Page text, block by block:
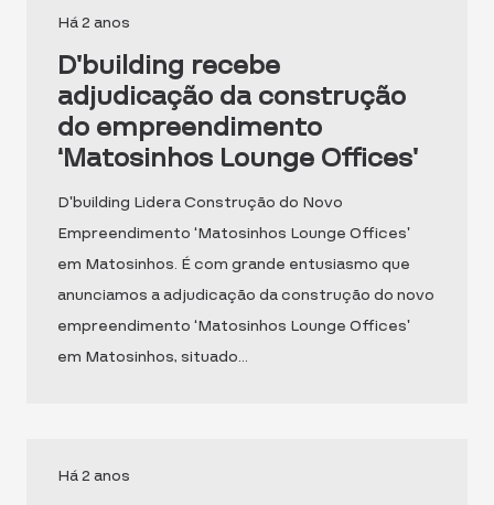
Há 2 anos
D’building recebe
adjudicação da construção
do empreendimento
‘Matosinhos Lounge Offices’
D’building Lidera Construção do Novo
Empreendimento ‘Matosinhos Lounge Offices’
em Matosinhos. É com grande entusiasmo que
anunciamos a adjudicação da construção do novo
empreendimento ‘Matosinhos Lounge Offices’
em Matosinhos, situado…
Há 2 anos